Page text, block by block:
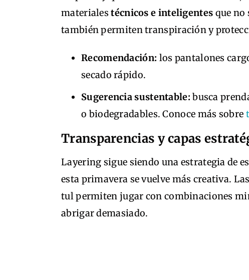
materialestécnicos e inteligentes que no
también permiten transpiración y
Recomendación: los pantalones
secado rápido.
Sugerencia sustentable: busca
o biodegradables. Conoce más sobre
Transparencias y capas
Layering sigue siendo una estrategia de
esta primavera se vuelve más creativa.
tul permiten jugar con combinaciones
abrigar demasiado.